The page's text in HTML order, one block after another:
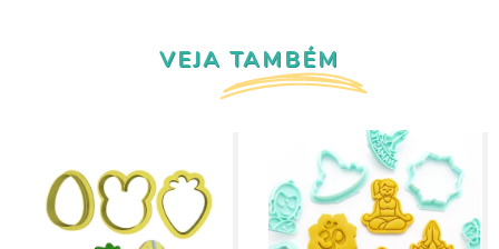
VEJA TAMBÉM